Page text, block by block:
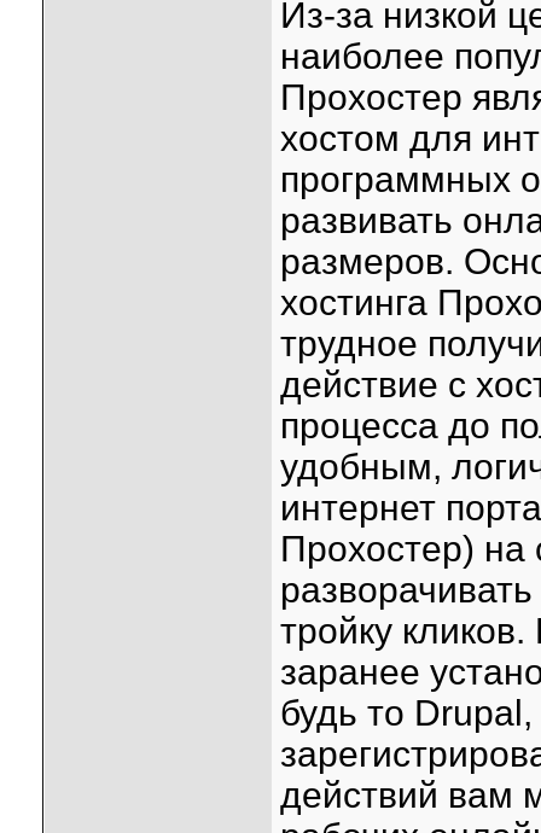
Из-за низкой
наиболее
Прохостер
хостом для
программных
развивать
размеров.
хостинга
трудное
действие с
процесса до
удобным,
интернет
Прохостер) на
тройку
заранее
будь то
действий вам